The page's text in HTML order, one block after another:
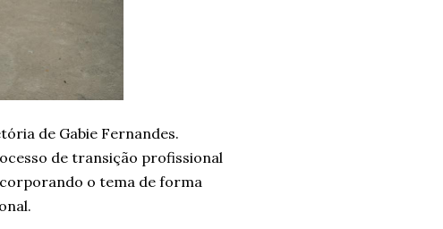
de Gabie Fernandes.
de transição profissional
o tema de forma